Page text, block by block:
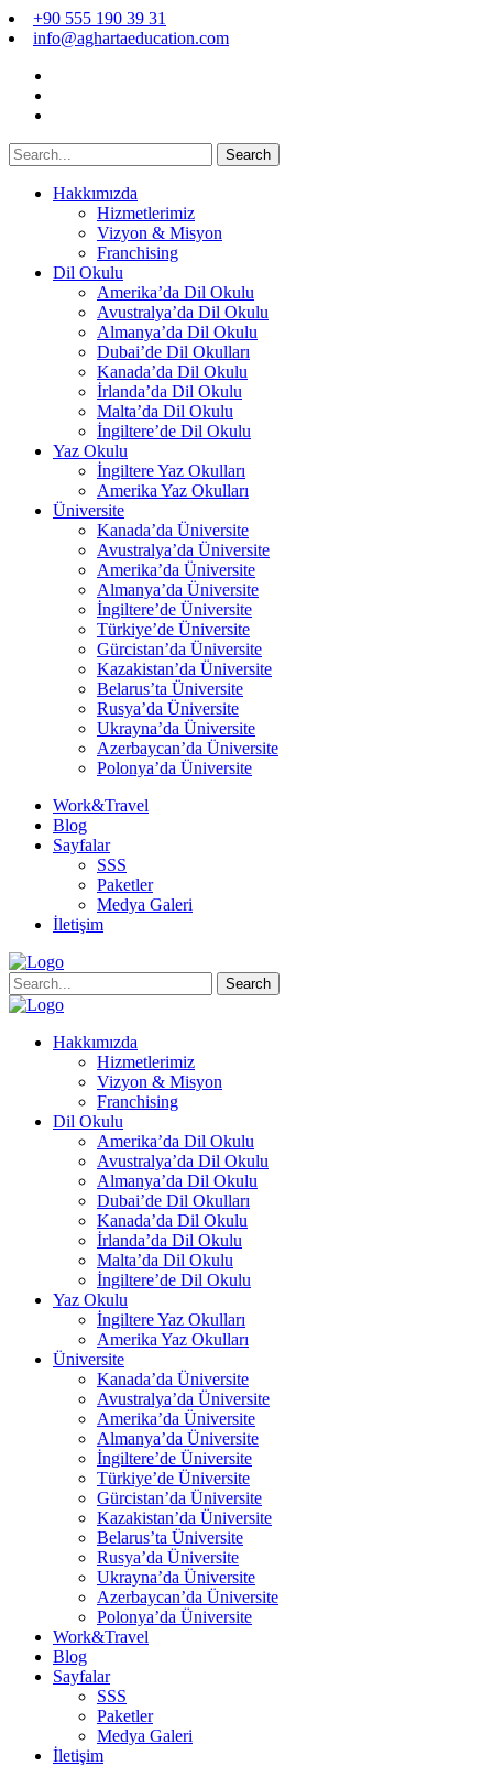
+90 555 190 39 31
info@aghartaeducation.com
Search
Hakkımızda
Hizmetlerimiz
Vizyon & Misyon
Franchising
Dil Okulu
Amerika’da Dil Okulu
Avustralya’da Dil Okulu
Almanya’da Dil Okulu
Dubai’de Dil Okulları
Kanada’da Dil Okulu
İrlanda’da Dil Okulu
Malta’da Dil Okulu
İngiltere’de Dil Okulu
Yaz Okulu
İngiltere Yaz Okulları
Amerika Yaz Okulları
Üniversite
Kanada’da Üniversite
Avustralya’da Üniversite
Amerika’da Üniversite
Almanya’da Üniversite
İngiltere’de Üniversite
Türkiye’de Üniversite
Gürcistan’da Üniversite
Kazakistan’da Üniversite
Belarus’ta Üniversite
Rusya’da Üniversite
Ukrayna’da Üniversite
Azerbaycan’da Üniversite
Polonya’da Üniversite
Work&Travel
Blog
Sayfalar
SSS
Paketler
Medya Galeri
İletişim
Search
Hakkımızda
Hizmetlerimiz
Vizyon & Misyon
Franchising
Dil Okulu
Amerika’da Dil Okulu
Avustralya’da Dil Okulu
Almanya’da Dil Okulu
Dubai’de Dil Okulları
Kanada’da Dil Okulu
İrlanda’da Dil Okulu
Malta’da Dil Okulu
İngiltere’de Dil Okulu
Yaz Okulu
İngiltere Yaz Okulları
Amerika Yaz Okulları
Üniversite
Kanada’da Üniversite
Avustralya’da Üniversite
Amerika’da Üniversite
Almanya’da Üniversite
İngiltere’de Üniversite
Türkiye’de Üniversite
Gürcistan’da Üniversite
Kazakistan’da Üniversite
Belarus’ta Üniversite
Rusya’da Üniversite
Ukrayna’da Üniversite
Azerbaycan’da Üniversite
Polonya’da Üniversite
Work&Travel
Blog
Sayfalar
SSS
Paketler
Medya Galeri
İletişim